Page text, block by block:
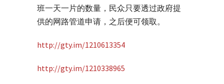
班一天一片的数量，民众只要透过政府提
供的网路管道申请，之后便可领取。
http://gty.im/1210613354
http://gty.im/1210338965